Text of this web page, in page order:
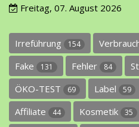
Freitag, 07. August 2026
Irreführung 154
Fake 131 Fehler 84
ÖKO-TEST 69 Label 59
Affiliate 44 Kosmetik 35